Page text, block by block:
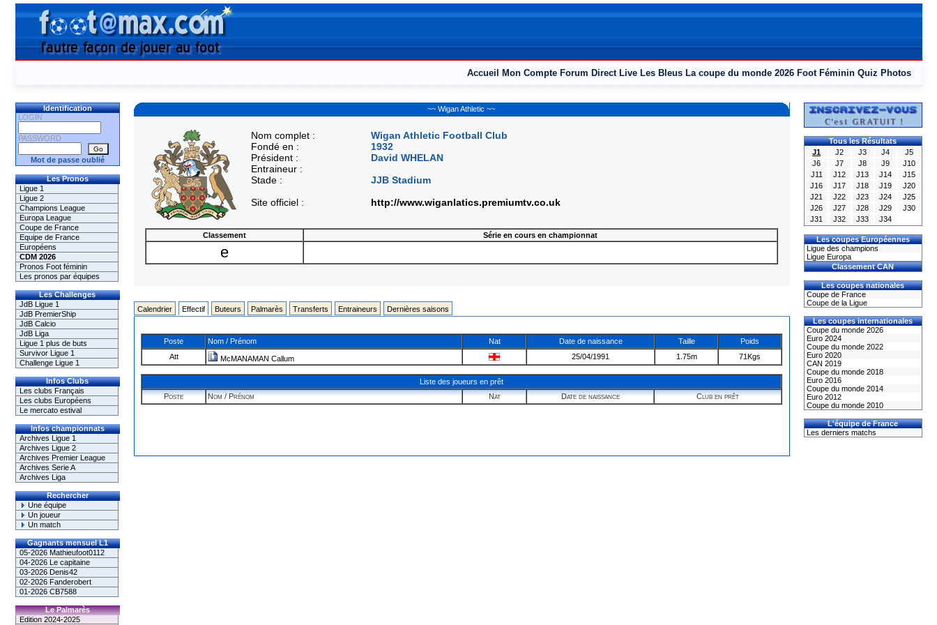
Accueil Mon Compte Forum Direct Live Les Bleus La coupe du monde 2026 Foot Féminin Quiz Photos
Identification
LOGIN
PASSWORD
Mot de passe oublié
Les Pronos
Ligue 1
Ligue 2
Champions League
Europa League
Coupe de France
Equipe de France
Européens
CDM 2026
Pronos Foot féminin
Les pronos par équipes
Les Challenges
JdB Ligue 1
JdB PremierShip
JdB Calcio
JdB Liga
Ligue 1 plus de buts
Survivor Ligue 1
Challenge Ligue 1
Infos Clubs
Les clubs Français
Les clubs Européens
Le mercato estival
Infos championnats
Archives Ligue 1
Archives Ligue 2
Archives Premier League
Archives Serie A
Archives Liga
Rechercher
Une équipe
Un joueur
Un match
Gagnants mensuel L1
05-2026 Mathieufoot0112
04-2026 Le capitaine
03-2026 Denis42
02-2026 Fanderobert
01-2026 CB7588
Le Palmarès
Edition 2024-2025
~~ Wigan Athletic ~~
Nom complet :
Fondé en :
Président :
Entraineur :
Stade :
Site officiel :
Wigan Athletic Football Club
1932
David WHELAN
JJB Stadium
http://www.wiganlatics.premiumtv.co.uk
Classement Série en cours en championnat
e
Calendrier Effectif Buteurs Palmarès Transferts Entraineurs Dernières saisons
Poste Nom / Prénom Nat Date de naissance Taille
Poids
Att
McMANAMAN Callum 25/04/1991 1.75m 71Kgs
Liste des joueurs en prêt
Poste
Nom / Prénom Nat Date de naissance Club en prêt
Tous les Résultats
J1
J2 J3 J4
J5
J6
J7 J8 J9
J10
J11
J12 J13 J14
J15
J16
J17 J18 J19
J20
J21
J22 J23 J24
J25
J26
J27 J28 J29
J30
J31
J32 J33 J34
Les coupes Européennes
Ligue des champions
Ligue Europa
Classement CAN
Les coupes nationales
Coupe de France
Coupe de la Ligue
Les coupes internationales
Coupe du monde 2026
Euro 2024
Coupe du monde 2022
Euro 2020
CAN 2019
Coupe du monde 2018
Euro 2016
Coupe du monde 2014
Euro 2012
Coupe du monde 2010
L'équipe de France
Les derniers matchs